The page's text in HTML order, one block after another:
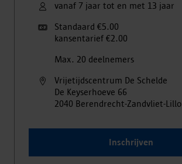
vanaf 7 jaar tot en met 13 jaar
Standaard €5.00
kansentarief €2.00
Max. 20 deelnemers
Vrijetijdscentrum De Schelde
De Keyserhoeve 66
2040 Berendrecht-Zandvliet-Lillo
Inschrijven